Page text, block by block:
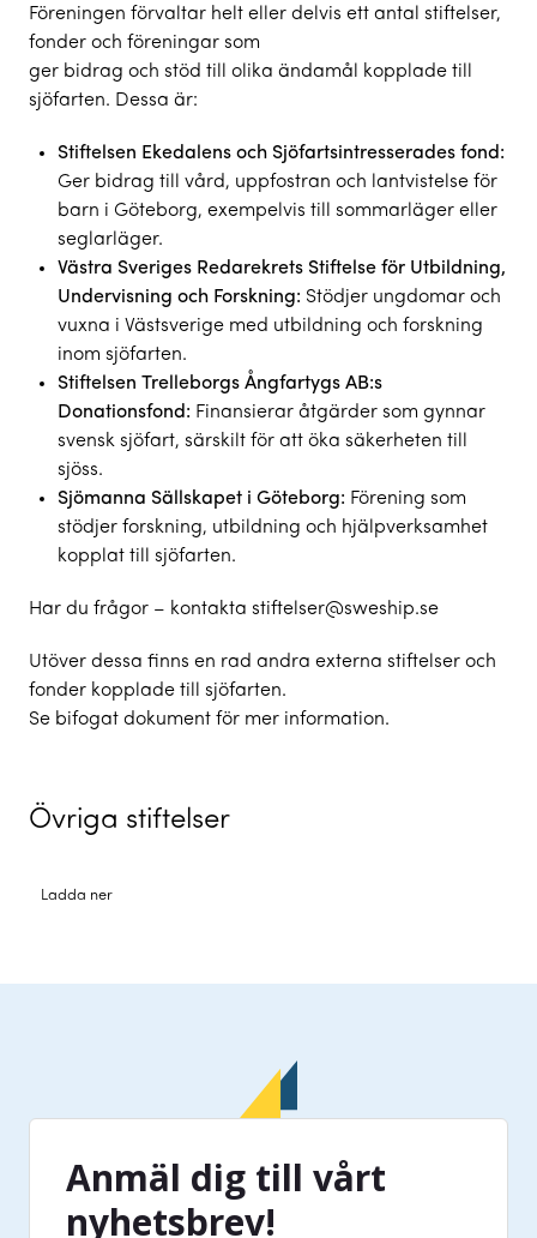
Föreningen förvaltar helt eller delvis ett antal stiftelser,
fonder och föreningar som
ger bidrag och stöd till olika ändamål kopplade till
sjöfarten. Dessa är:
Stiftelsen Ekedalens och Sjöfartsintresserades fond:
Ger bidrag till vård, uppfostran och lantvistelse för
barn i Göteborg, exempelvis till sommarläger eller
seglarläger.
Västra Sveriges Redarekrets Stiftelse för Utbildning,
Undervisning och Forskning: Stödjer ungdomar och
vuxna i Västsverige med utbildning och forskning
inom sjöfarten.
Stiftelsen Trelleborgs Ångfartygs AB:s
Donationsfond: Finansierar åtgärder som gynnar
svensk sjöfart, särskilt för att öka säkerheten till
sjöss.
Sjömanna Sällskapet i Göteborg: Förening som
stödjer forskning, utbildning och hjälpverksamhet
kopplat till sjöfarten.
Har du frågor – kontakta stiftelser@sweship.se
Utöver dessa finns en rad andra externa stiftelser och
fonder kopplade till sjöfarten.
Se bifogat dokument för mer information.
Övriga stiftelser
Ladda ner
Anmäl dig till vårt
nyhetsbrev!